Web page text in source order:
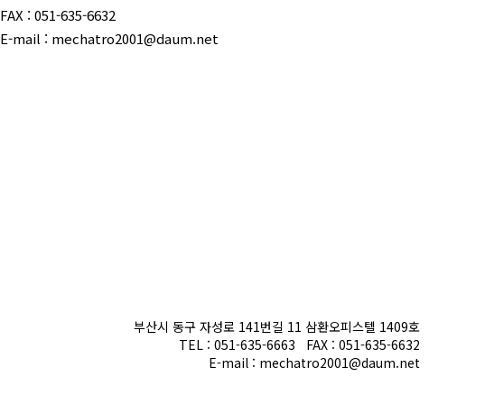
FAX : 051-635-6632
E-mail : mechatro2001@daum.net
부산시 동구 자성로 141번길 11 삼환오피스텔 1409호
TEL : 051-635-6663 FAX : 051-635-6632
E-mail : mechatro2001@daum.net